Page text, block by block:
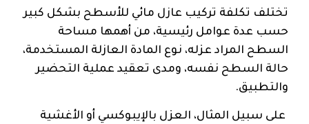
تختلف تكلفة تركيب عازل مائي للأسطح بشكل كبير
حسب عدة عوامل رئيسية، من أهمها مساحة
السطح المراد عزله، نوع المادة العازلة المستخدمة،
حالة السطح نفسه، ومدى تعقيد عملية التحضير
والتطبيق.
على سبيل المثال، العزل بالإيبوكسي أو الأغشية